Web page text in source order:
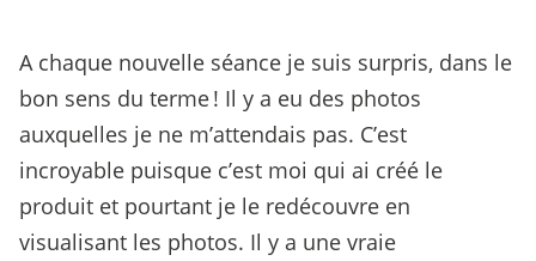
A chaque nouvelle séance je suis surpris, dans le
bon sens du terme ! Il y a eu des photos
auxquelles je ne m’attendais pas. C’est
incroyable puisque c’est moi qui ai créé le
produit et pourtant je le redécouvre en
visualisant les photos. Il y a une vraie